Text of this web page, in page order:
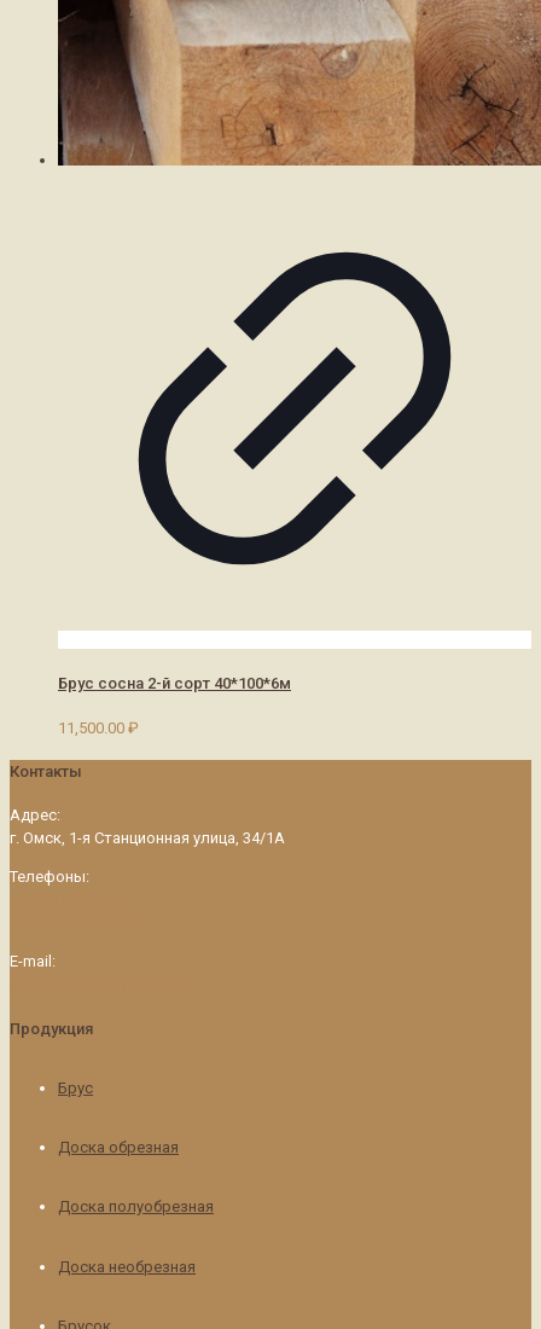
Брус сосна 2-й сорт 40*100*6м
11,500.00 ₽
Контакты
Адрес:
г. Омск, 1-я Станционная улица, 34/1А
Телефоны:
E-mail:
Продукция
Брус
Доска обрезная
Доска полуобрезная
Доска необрезная